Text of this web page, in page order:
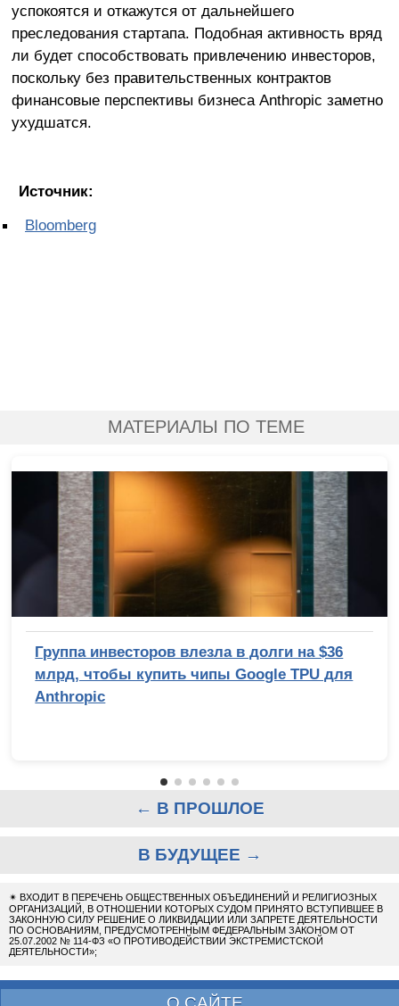
успокоятся и откажутся от дальнейшего
преследования стартапа. Подобная активность вряд
ли будет способствовать привлечению инвесторов,
поскольку без правительственных контрактов
финансовые перспективы бизнеса Anthropic заметно
ухудшатся.
Источник:
Bloomberg
МАТЕРИАЛЫ ПО ТЕМЕ
Группа инвесторов влезла в долги на $36
млрд, чтобы купить чипы Google TPU для
Anthropic
← В ПРОШЛОЕ
В БУДУЩЕЕ →
✴ ВХОДИТ В ПЕРЕЧЕНЬ ОБЩЕСТВЕННЫХ ОБЪЕДИНЕНИЙ И РЕЛИГИОЗНЫХ
ОРГАНИЗАЦИЙ, В ОТНОШЕНИИ КОТОРЫХ СУДОМ ПРИНЯТО ВСТУПИВШЕЕ В
ЗАКОННУЮ СИЛУ РЕШЕНИЕ О ЛИКВИДАЦИИ ИЛИ ЗАПРЕТЕ ДЕЯТЕЛЬНОСТИ
ПО ОСНОВАНИЯМ, ПРЕДУСМОТРЕННЫМ ФЕДЕРАЛЬНЫМ ЗАКОНОМ ОТ
25.07.2002 № 114-ФЗ «О ПРОТИВОДЕЙСТВИИ ЭКСТРЕМИСТСКОЙ
ДЕЯТЕЛЬНОСТИ»;